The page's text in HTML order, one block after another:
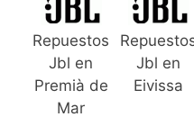
Repuestos
Jbl en
Premià de
Mar
Jbl en
Eivissa